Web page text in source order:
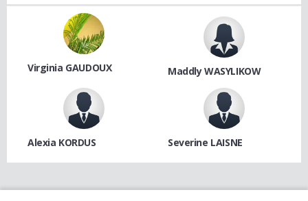
Virginia GAUDOUX Maddly WASYLIKOW
Alexia KORDUS Severine LAISNE